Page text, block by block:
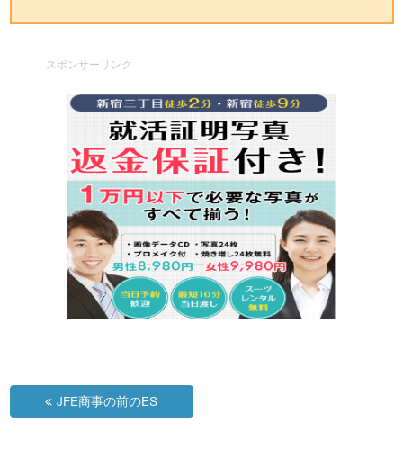
スポンサーリンク
JFE商事の前のES